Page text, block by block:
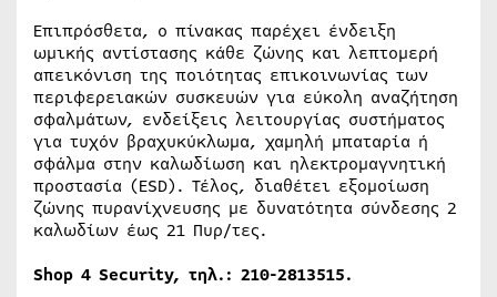
Επιπρόσθετα, ο πίνακας παρέχει ένδειξη
ωμικής αντίστασης κάθε ζώνης και λεπτομερή
απεικόνιση της ποιότητας επικοινωνίας των
περιφερειακών συσκευών για εύκολη αναζήτηση
σφαλμάτων, ενδείξεις λειτουργίας συστήματος
για τυχόν βραχυκύκλωμα, χαμηλή μπαταρία ή
σφάλμα στην καλωδίωση και ηλεκτρομαγνητική
προστασία (ESD). Τέλος, διαθέτει εξομοίωση
ζώνης πυρανίχνευσης με δυνατότητα σύνδεσης 2
καλωδίων έως 21 Πυρ/τες.
Shop 4 Security, τηλ.: 210-2813515.